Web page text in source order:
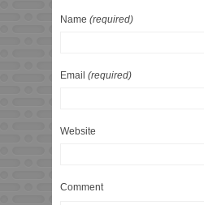
Name (required)
Email (required)
Website
Comment